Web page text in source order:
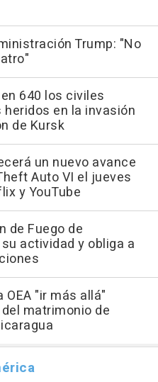
Trump: "No
640 los civiles
en la invasión
de Kursk
un nuevo avance
Auto VI el jueves
y YouTube
de Fuego de
actividad y obliga a
OEA "ir más allá"
matrimonio de